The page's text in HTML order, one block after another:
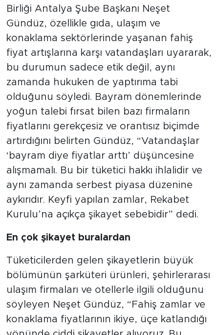
Birliği Antalya Şube Başkanı Neşet
Gündüz, özellikle gıda, ulaşım ve
konaklama sektörlerinde yaşanan fahiş
fiyat artışlarına karşı vatandaşları uyararak,
bu durumun sadece etik değil, aynı
zamanda hukuken de yaptırıma tabi
olduğunu söyledi. Bayram dönemlerinde
yoğun talebi fırsat bilen bazı firmaların
fiyatlarını gerekçesiz ve orantısız biçimde
artırdığını belirten Gündüz, “Vatandaşlar
‘bayram diye fiyatlar arttı’ düşüncesine
alışmamalı. Bu bir tüketici hakkı ihlalidir ve
aynı zamanda serbest piyasa düzenine
aykırıdır. Keyfi yapılan zamlar, Rekabet
Kurulu’na açıkça şikayet sebebidir” dedi.
En çok şikayet buralardan
Tüketicilerden gelen şikayetlerin büyük
bölümünün şarküteri ürünleri, şehirlerarası
ulaşım firmaları ve otellerle ilgili olduğunu
söyleyen Neşet Gündüz, “Fahiş zamlar ve
konaklama fiyatlarının ikiye, üçe katlandığı